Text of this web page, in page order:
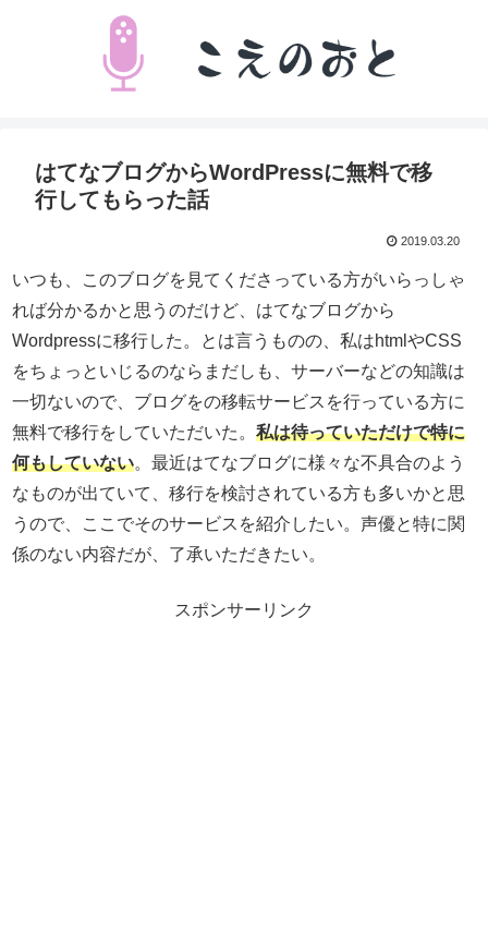
はてなブログからWordPressに無料で移
行してもらった話
2019.03.20
いつも、このブログを見てくださっている方がいらっしゃ
れば分かるかと思うのだけど、はてなブログから
Wordpressに移行した。とは言うものの、私はhtmlやCSS
をちょっといじるのならまだしも、サーバーなどの知識は
一切ないので、ブログをの移転サービスを行っている方に
無料で移行をしていただいた。 私は待っていただけで特に
何もしていない。最近はてなブログに様々な不具合のよう
なものが出ていて、移行を検討されている方も多いかと思
うので、ここでそのサービスを紹介したい。声優と特に関
係のない内容だが、了承いただきたい。
スポンサーリンク